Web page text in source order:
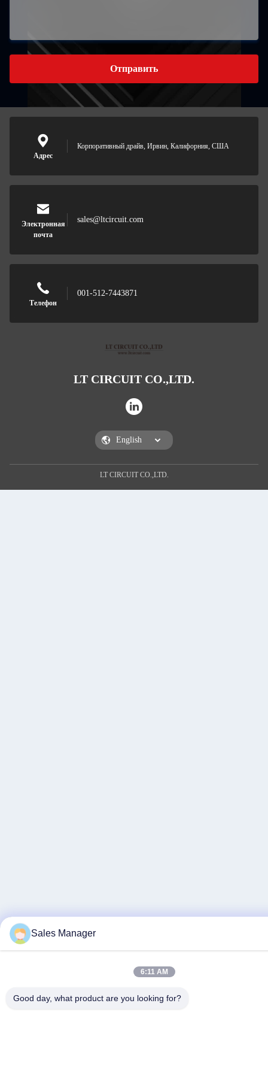
Отправить
Адрес
Корпоративный драйв, Ирвин, Калифорния, США
Электронная
почта
sales@ltcircuit.com
Телефон
001-512-7443871
LT CIRCUIT CO.,LTD.
LT CIRCUIT CO.,LTD.
Sales Manager
6:11 AM
Good day, what product are you looking for?